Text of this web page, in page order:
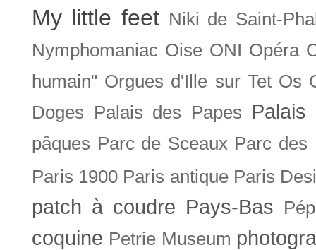
My little feet Niki de Saint-
Nymphomaniac Oise ONI Opéra
humain" Orgues d'Ille sur Tet Os
Doges
Palais des Papes Palais
pâques Parc de Sceaux Parc des
Paris 1900 Paris antique Paris
patch à coudre Pays-Bas
coquine Petrie Museum